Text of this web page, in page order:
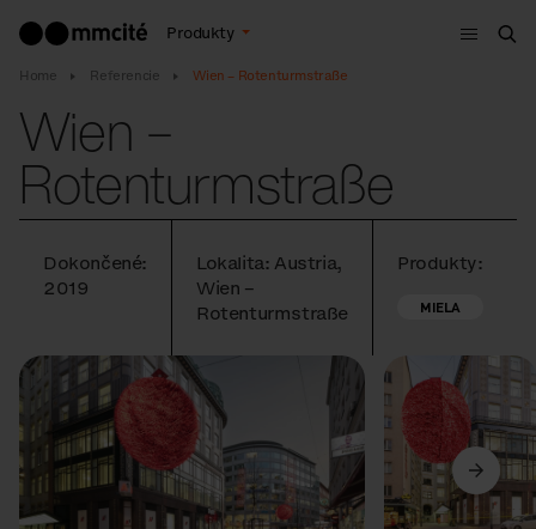
Produkty
Menu
Home Referencie Wien – Rotenturmstraße
Wien –
Rotenturmstraße
Dokončené:
2019
Lokalita: Austria,
Wien –
Rotenturmstraße
Produkty:
MIELA